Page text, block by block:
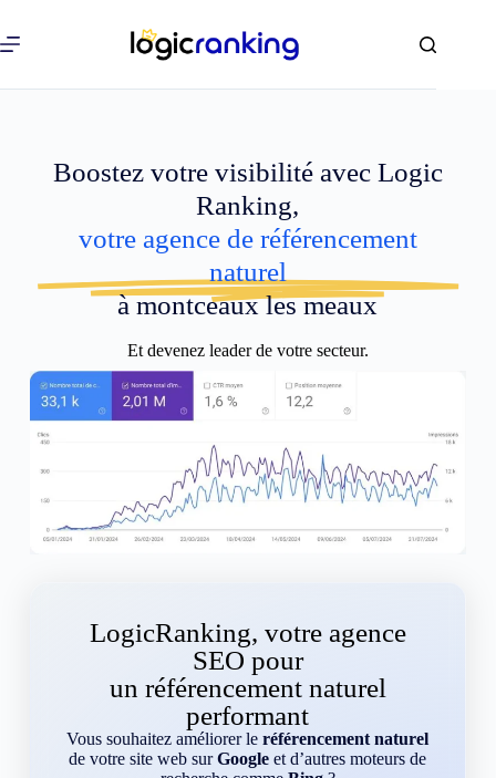
Boostez votre visibilité avec Logic
Ranking,
votre agence de référencement
naturel
à montceaux les meaux
Et devenez leader de votre secteur.
LogicRanking, votre agence
SEO pour
un référencement naturel
performant
Vous souhaitez améliorer leréférencement naturel
de votre site web surGoogle et d’autres moteurs de